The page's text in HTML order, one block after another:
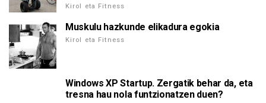
Kirol eta Fitness
Muskulu hazkunde elikadura egokia
Kirol eta Fitness
Windows XP Startup. Zergatik behar da, eta
tresna hau nola funtzionatzen duen?